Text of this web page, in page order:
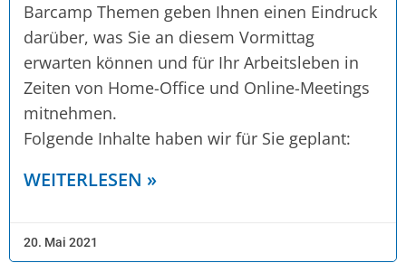
Barcamp Themen geben Ihnen einen Eindruck
darüber, was Sie an diesem Vormittag
erwarten können und für Ihr Arbeitsleben in
Zeiten von Home-Office und Online-Meetings
mitnehmen.
Folgende Inhalte haben wir für Sie geplant:
WEITERLESEN »
20. Mai 2021